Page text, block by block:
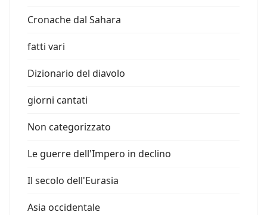
Cronache dal Sahara
fatti vari
Dizionario del diavolo
giorni cantati
Non categorizzato
Le guerre dell'Impero in declino
Il secolo dell'Eurasia
Asia occidentale